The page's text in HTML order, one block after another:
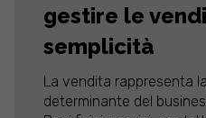
gestire le
semplicità
La vendita rappresenta
determinante del